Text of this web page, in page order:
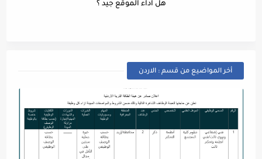
هل اداء الموقع جيد ؟
أخر المواضيع من قسم : الاردن